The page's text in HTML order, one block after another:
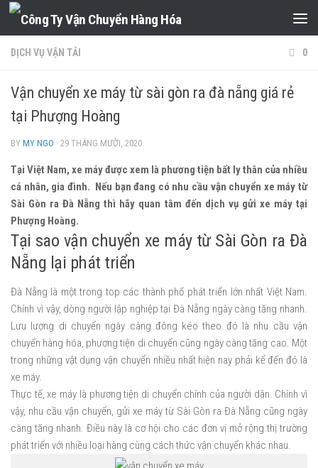
Skip to content
DỊCH VỤ VẬN TẢI 0
Vận chuyển xe máy từ sài gòn ra đà nẵng giá rẻ
tại Phượng Hoàng
BY MY NGO · 29 THÁNG MƯỜI, 2020
Tại Việt Nam, xe máy được xem là phương tiện bất ly thân của nhiều
cá nhân, gia đình. Nếu bạn đang có nhu cầu vận chuyển xe máy từ
Sài Gòn ra Đà Nẵng thì hãy quan tâm đến dịch vụ gửi xe máy tại
Phượng Hoàng.
Tại sao vận chuyển xe máy từ Sài Gòn ra Đà
Nẵng lại phát triển
Đà Nẵng là một trong top các thành phố phát triển lớn nhất Việt Nam.
Chính vì vậy, dòng người lập nghiệp tại Đà Nẵng ngày càng tăng nhanh.
Lưu lượng di chuyển ngày càng đông kéo theo đó là nhu cầu vận
chuyển hàng hóa, phương tiện di chuyển cũng ngày càng tăng cao. Một
trong những vật dụng vận chuyển nhiều nhất hiện nay phải kể đến đó là
xe máy.
Thực tế, xe máy là phương tiện di chuyển chính của người dân. Chính vì
vậy, nhu cầu vận chuyển, gửi xe máy từ Sài Gòn ra Đà Nẵng cũng ngày
càng tăng nhanh. Điều này là cơ hội cho các đơn vị mở rộng thị trường
phát triển với nhiều loại hàng cùng cách thức vận chuyển khác nhau.